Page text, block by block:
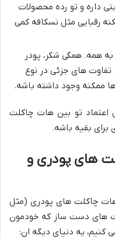
داره و تو رده محصولات
رقبایی مثل نسکافه کمی
همه. همگی شکر، پودر
تفاوت های جزئی در نوع
ممکنه وجود داشته باشه.
تو بین هات چاکلت
بقیه باشه.
های پودری و
چاکلت های پودری (مثل
های دست ساز که خودمون
کنیم، یه دنیای دیگه ان: